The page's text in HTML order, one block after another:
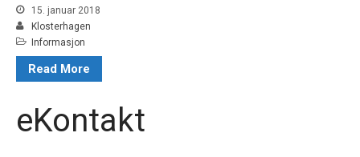
15. januar 2018
Klosterhagen
Informasjon
Read More
eKontakt